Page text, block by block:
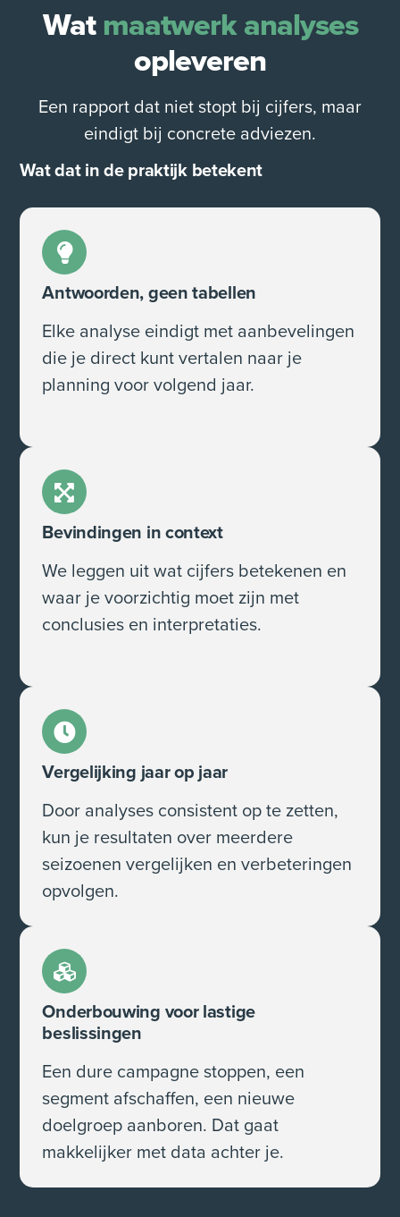
Wat maatwerk analyses
opleveren
Een rapport dat niet stopt bij cijfers, maar
eindigt bij concrete adviezen.
Wat dat in de praktijk betekent
Antwoorden, geen tabellen
Elke analyse eindigt met aanbevelingen
die je direct kunt vertalen naar je
planning voor volgend jaar.
Bevindingen in context
We leggen uit wat cijfers betekenen en
waar je voorzichtig moet zijn met
conclusies en interpretaties.
Vergelijking jaar op jaar
Door analyses consistent op te zetten,
kun je resultaten over meerdere
seizoenen vergelijken en verbeteringen
opvolgen.
Onderbouwing voor lastige
beslissingen
Een dure campagne stoppen, een
segment afschaffen, een nieuwe
doelgroep aanboren. Dat gaat
makkelijker met data achter je.